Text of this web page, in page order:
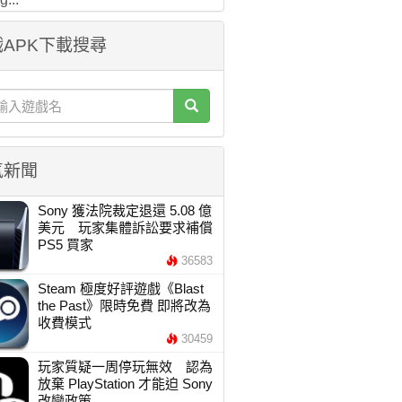
下載搜尋
聞
Sony 獲法院裁定退還 5.08 億
美元 玩家集體訴訟要求補償
PS5 買家
36583
Steam 極度好評遊戲《Blast
the Past》限時免費 即將改為
收費模式
30459
玩家質疑一周停玩無效 認為
放棄 PlayStation 才能迫 Sony